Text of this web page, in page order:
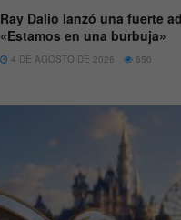
Ray Dalio lanzó una fuerte
«Estamos en una burbuja»
4 DE AGOSTO DE 2026 650